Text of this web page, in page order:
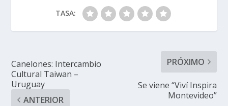
TASA:
Canelones: Intercambio
Cultural Taiwan –
Uruguay
ANTERIOR
PRÓXIMO
Se viene “Viví Inspira
Montevideo”